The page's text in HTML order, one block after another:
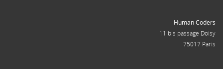
Human Coders
11 bis passage Doisy
75017 Paris